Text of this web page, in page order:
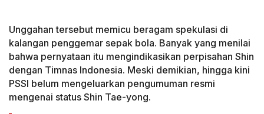
Unggahan tersebut memicu beragam spekulasi di
kalangan penggemar sepak bola. Banyak yang menilai
bahwa pernyataan itu mengindikasikan perpisahan Shin
dengan Timnas Indonesia. Meski demikian, hingga kini
PSSI belum mengeluarkan pengumuman resmi
mengenai status Shin Tae-yong.